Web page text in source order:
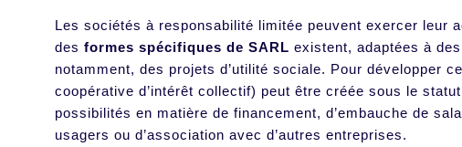
Les sociétés à responsabilité limitée peuvent exercer leur
des formes spécifiques de SARL existent, adaptées à
notamment, des projets d’utilité sociale. Pour développer
coopérative d’intérêt collectif) peut être créée sous le
possibilités en matière de financement, d’embauche de
usagers ou d’association avec d’autres entreprises.